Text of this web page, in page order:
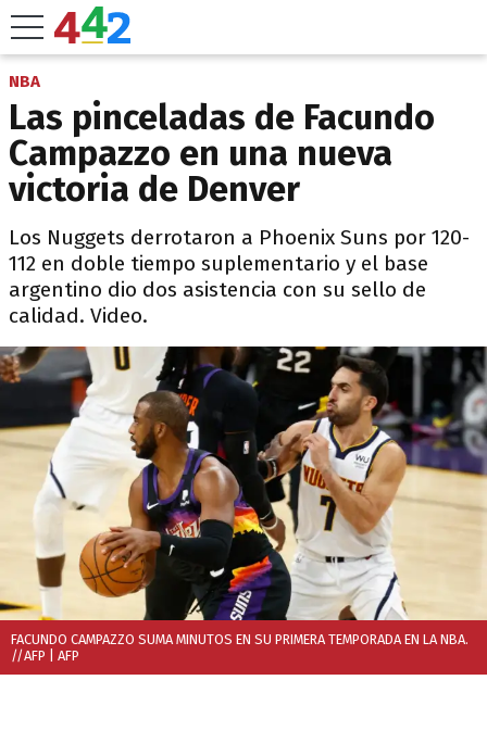
NBA
Las pinceladas de Facundo
Campazzo en una nueva
victoria de Denver
Los Nuggets derrotaron a Phoenix Suns por 120-
112 en doble tiempo suplementario y el base
argentino dio dos asistencia con su sello de
calidad. Video.
FACUNDO CAMPAZZO SUMA MINUTOS EN SU PRIMERA TEMPORADA EN LA NBA.
//AFP | AFP